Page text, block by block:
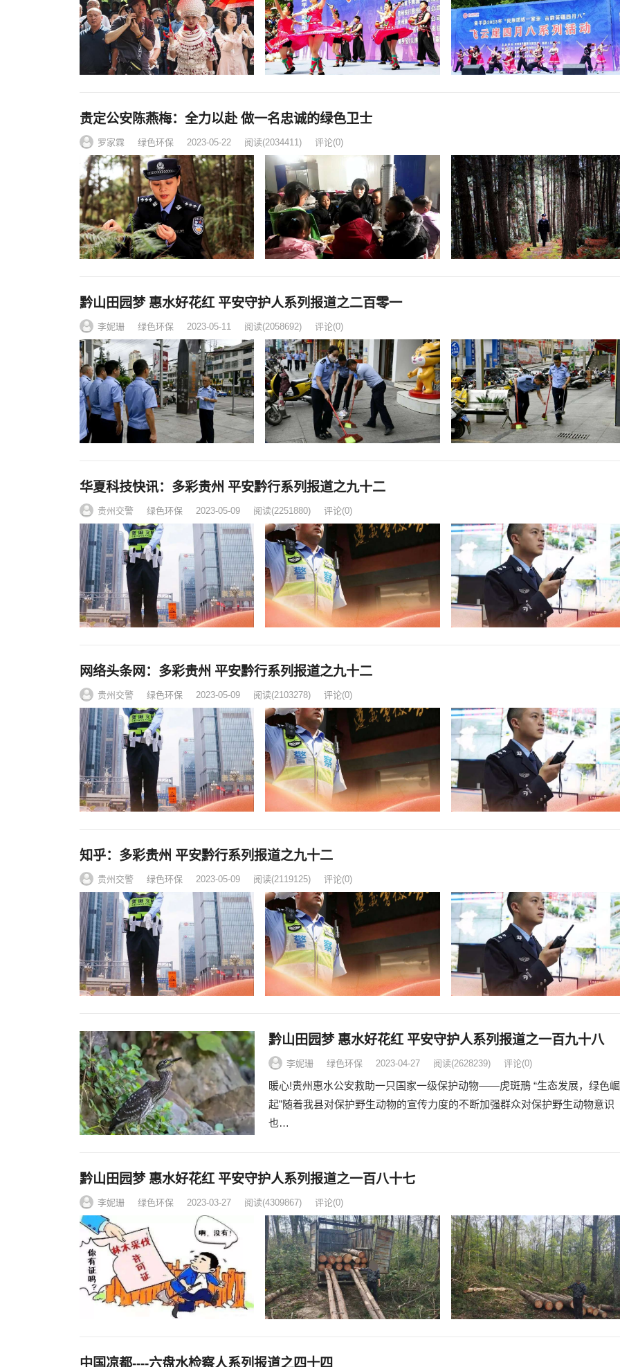
贵定公安陈燕梅：全力以赴 做一名忠诚的绿色卫士
罗家霖 绿色环保 2023-05-22 阅读(2034411) 评论(0)
黔山田园梦 惠水好花红 平安守护人系列报道之二百零一
李妮珊 绿色环保 2023-05-11 阅读(2058692) 评论(0)
华夏科技快讯：多彩贵州 平安黔行系列报道之九十二
贵州交警 绿色环保 2023-05-09 阅读(2251880) 评论(0)
网络头条网：多彩贵州 平安黔行系列报道之九十二
贵州交警 绿色环保 2023-05-09 阅读(2103278) 评论(0)
知乎：多彩贵州 平安黔行系列报道之九十二
贵州交警 绿色环保 2023-05-09 阅读(2119125) 评论(0)
黔山田园梦 惠水好花红 平安守护人系列报道之一百九十八
李妮珊 绿色环保 2023-04-27 阅读(2628239) 评论(0)
暖心!贵州惠水公安救助一只国家一级保护动物——虎斑鳽 “生态发展，绿色崛
起”随着我县对保护野生动物的宣传力度的不断加强群众对保护野生动物意识
也…
黔山田园梦 惠水好花红 平安守护人系列报道之一百八十七
李妮珊 绿色环保 2023-03-27 阅读(4309867) 评论(0)
中国凉都----六盘水检察人系列报道之四十四